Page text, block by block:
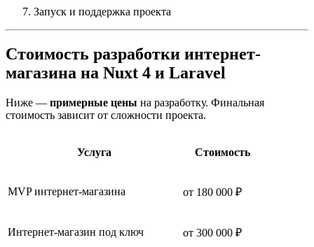
Запуск и поддержка проекта
Стоимость разработки интернет-
магазина на Nuxt 4 и Laravel
Ниже — примерные цены на разработку. Финальная
стоимость зависит от сложности проекта.
Услуга Стоимость
MVP интернет-магазина от 180 000 ₽
Интернет-магазин под ключ от 300 000 ₽